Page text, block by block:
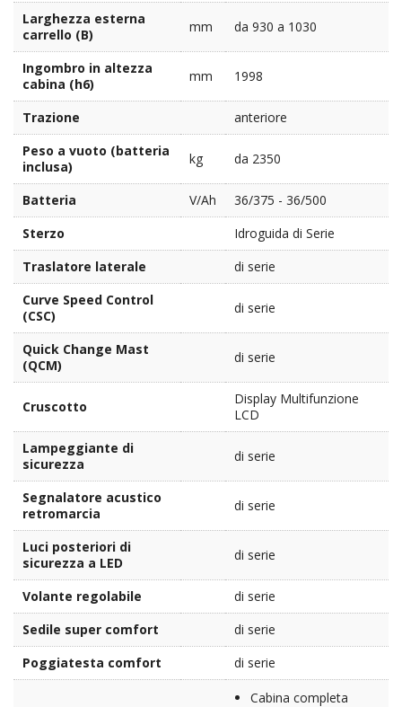
Larghezza esterna
carrello (B)
mm da 930 a 1030
Ingombro in altezza
cabina (h6)
mm 1998
Trazione
anteriore
Peso a vuoto (batteria
inclusa)
kg da 2350
Batteria V/Ah
36/375 - 36/500
Sterzo
Idroguida di Serie
Traslatore laterale
di serie
Curve Speed Control
(CSC)
di serie
Quick Change Mast
(QCM)
di serie
Cruscotto
Display Multifunzione
LCD
Lampeggiante di
sicurezza
di serie
Segnalatore acustico
retromarcia
di serie
Luci posteriori di
sicurezza a LED
di serie
Volante regolabile
di serie
Sedile super comfort
di serie
Poggiatesta comfort
di serie
Cabina completa